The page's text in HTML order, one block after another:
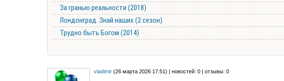
За гранью реальности (2018)
Лондонград. Знай наших (2 сезон)
Трудно быть Богом (2014)
vladimir(26 марта 2026 17:51) | новостей: 0 | отзывы: 0